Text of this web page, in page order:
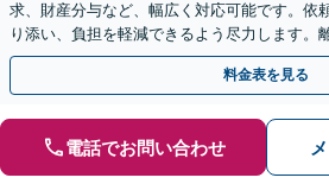
求、財産分与など、幅広く対応可能です。依
り添い、負担を軽減できるよう尽力します。
ご相談ください。【休日・夜間面談可】
料金表を見る
電話でお問い合わせ